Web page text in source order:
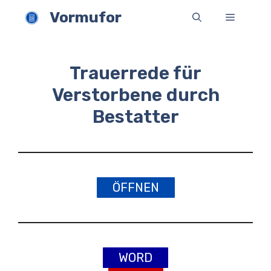
Inhalt
Vormufor Menü
Trauerrede für
Verstorbene durch
Bestatter
ÖFFNEN
WORD